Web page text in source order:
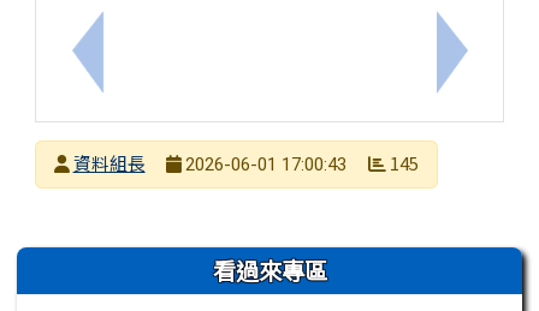
上一筆：『高中營隊』北一女「2026解謎遊戲設計
下一筆：
發布者
資料組長
2026-06-01 17:00:43 145
左邊區域內容 看過來專區